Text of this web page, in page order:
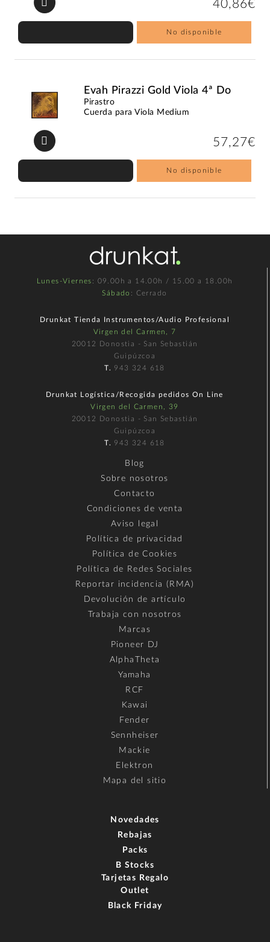
40,86€
No disponible
Evah Pirazzi Gold Viola 4ª Do
Pirastro
Cuerda para Viola Medium
57,27€
No disponible
Lunes-Viernes : 09.00h a 14.00h / 15.00 a 18.00h
Sábado : Cerrado
Drunkat Tienda Instrumentos/Audio Profesional
Virgen del Carmen, 7
20012 Donostia - San Sebastián
Guipúzcoa
T. 943 324 618
Drunkat Logística/Recogida pedidos On Line
Virgen del Carmen, 39
20012 Donostia - San Sebastián
Guipúzcoa
T. 943 324 618
Blog
Sobre nosotros
Contacto
Condiciones de venta
Aviso legal
Política de privacidad
Política de Cookies
Política de Redes Sociales
Reportar incidencia (RMA)
Devolución de artículo
Trabaja con nosotros
Marcas
Pioneer DJ
AlphaTheta
Yamaha
RCF
Kawai
Fender
Sennheiser
Mackie
Elektron
Mapa del sitio
Novedades
Rebajas
Packs
B Stocks
Tarjetas Regalo
Outlet
Black Friday